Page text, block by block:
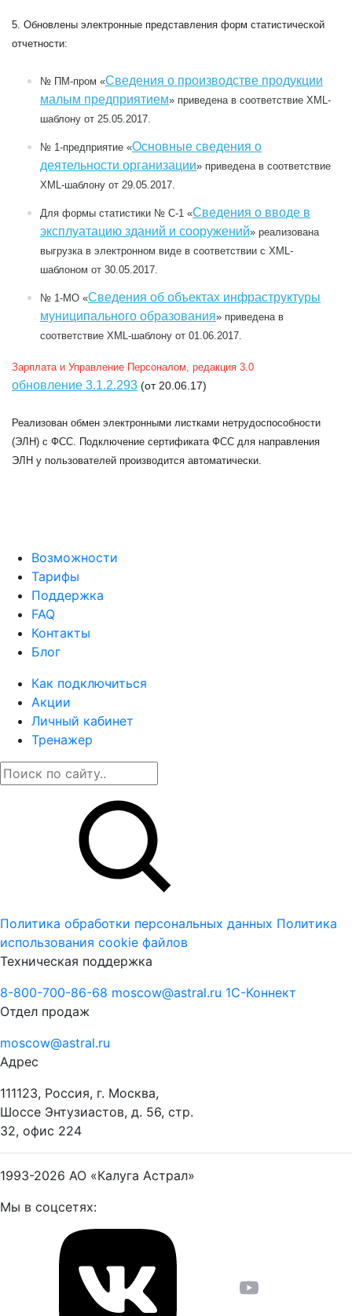
5. Обновлены электронные представления форм статистической
отчетности:
№ ПМ-пром «Сведения о производстве продукции
малым предприятием» приведена в соответствие XML-
шаблону от 25.05.2017.
№ 1-предприятие «Основные сведения о
деятельности организации» приведена в соответствие
XML-шаблону от 29.05.2017.
Для формы статистики № С-1 «Сведения о вводе в
эксплуатацию зданий и сооружений» реализована
выгрузка в электронном виде в соответствии с XML-
шаблоном от 30.05.2017.
№ 1-МО «Сведения об объектах инфраструктуры
муниципального образования» приведена в
соответствие XML-шаблону от 01.06.2017.
Зарплата и Управление Персоналом, редакция 3.0
обновление 3.1.2.293 (от 20.06.17)
Реализован обмен электронными листками нетрудоспособности
(ЭЛН) с ФСС. Подключение сертификата ФСС для направления
ЭЛН у пользователей производится автоматически.
Возможности
Тарифы
Поддержка
FAQ
Контакты
Блог
Как подключиться
Акции
Личный кабинет
Тренажер
Политика обработки персональных данных Политика
использования cookie файлов
Техническая поддержка
8-800-700-86-68 moscow@astral.ru 1С-Коннект
Отдел продаж
moscow@astral.ru
Адрес
111123, Россия, г. Москва,
Шоссе Энтузиастов, д. 56, стр.
32, офис 224
1993-2026 АО «Калуга Астрал»
Мы в соцсетях: